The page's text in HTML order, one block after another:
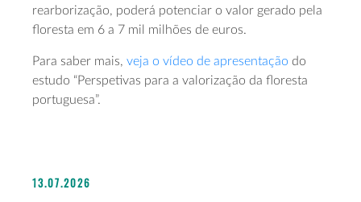
rearborização, poderá potenciar o valor gerado pela
floresta em 6 a 7 mil milhões de euros.
Para saber mais, veja o vídeo de apresentação do
estudo “Perspetivas para a valorização da floresta
portuguesa”.
13.07.2026